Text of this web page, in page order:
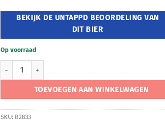
BEKIJK DE UNTAPPD BEOORDELING VAN
DIT BIER
Op voorraad
Pühaste Aeg aantal
TOEVOEGEN AAN WINKELWAGEN
SKU: B2833